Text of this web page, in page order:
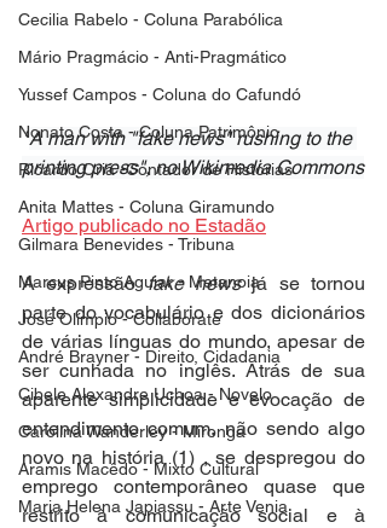
Cecilia Rabelo - Coluna Parabólica
Mário Pragmácio - Anti-Pragmático
Yussef Campos - Coluna do Cafundó
Nonato Costa - Coluna Patrimônio
Ricardo Oriá -Contador de Histórias
Anita Mattes - Coluna Giramundo
Gilmara Benevides - Tribuna
Marcus Pinto Aguiar - Metanoia
José Olímpio - Collaborate
André Brayner - Direito, Cidadania
Cibele Alexandre Uchoa - Novelo
Carolina Wanderley - Mironga
Aramis Macêdo - Mixto Cultural
Maria Helena Japiassu - Arte Venia
"A man with "fake news" rushing to the
printing press", no Wikimedia Commons
Artigo publicado no Estadão
A expressão fake news já se tornou
parte do vocabulário e dos dicionários
de várias línguas do mundo, apesar de
ser cunhada no inglês. Atrás de sua
aparente simplicidade e evocação de
entendimento comum, não sendo algo
novo na história (1) , se despregou do
emprego contemporâneo quase que
restrito à comunicação social e à